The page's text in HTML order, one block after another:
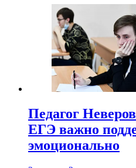
Педагог
ЕГЭ важно
эмоционально